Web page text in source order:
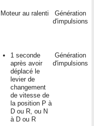
Moteur au ralenti
Génération
d'impulsions
1 seconde
après avoir
déplacé le
levier de
changement
de vitesse de
la position P à
D ou R, ou N
à D ou R
Génération
d'impulsions